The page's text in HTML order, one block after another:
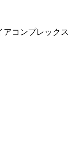
アコンプレックス